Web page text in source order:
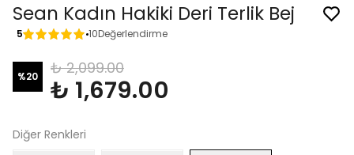
Sean Kadın Hakiki Deri Terlik Bej
5 10Değerlendirme
%20 ₺ 2,099.00
₺ 1,679.00
Diğer Renkleri